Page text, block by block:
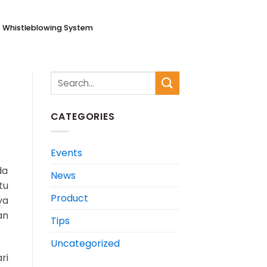
Whistleblowing System
CATEGORIES
Events
News
Product
Tips
Uncategorized